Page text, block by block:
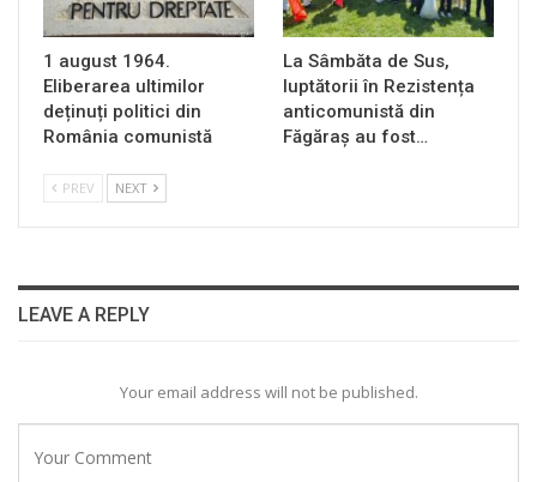
1 august 1964.
Eliberarea ultimilor
deținuți politici din
România comunistă
La Sâmbăta de Sus,
luptătorii în Rezistența
anticomunistă din
Făgăraș au fost…
PREV NEXT
LEAVE A REPLY
Your email address will not be published.